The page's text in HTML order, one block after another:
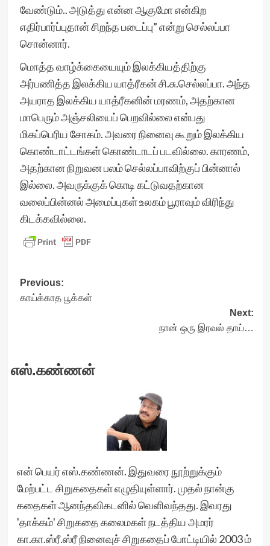
வேண்டும்.. அடுத்து என்ன ஆகுமோ என்கிற
எதிர்பார்ப்புதான் சிறந்த படைப்பு” என்று செல்லப்பா
சொன்னார்.
மொத்த வாழ்க்கையையும் இலக்கியத்திற்கு
அர்பணித்த இலக்கிய யாத்ரீகன் சி.சு.செல்லப்பா. அந்த
அயராத இலக்கிய யாத்ரீகனின் மரணம், அதற்கான
மாபெரும் அஞ்சலியைப் பெறவில்லை என்பது
மிகப்பெரிய சோகம். அவரை நினைவு கூறும் இலக்கிய
கொண்டாட்டங்கள் கொண்டாடப் படவில்லை. காரணம்,
அதற்கான நிறுவன பலம் செல்லப்பாவிற்குப் பின்னால்
இல்லை. அவருக்குக் கொடி கட்டுவதற்கான
வலைப்பின்னல் அமைப்புகள் உலகம் பூராவும் விரிந்து
கிடக்கவில்லை.
Post
navigation
Previous:
காய்க்காத பூக்கள்
Next:
நான் ஒரு இரவல் தாய்…
எஸ்.கண்ணன்
என் பெயர் எஸ்.கண்ணன். இதுவரை நூற்றுக்கும்
மேற்பட்ட சிறுகதைகள் எழுதியுள்ளார். முதல் நான்கு
கதைகள் ஆனந்தவிகடனில் வெளிவந்தது. இவரது
'தாக்கம்' சிறுகதை கலைமகள் நடத்திய அமரர்
கா.கா.ஸ்ரீ.ஸ்ரீ நினைவுச் சிறுகதைப் போட்டியில் 2003 ம்